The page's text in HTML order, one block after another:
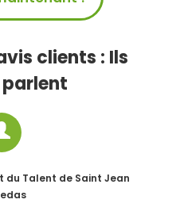
clients : Ils
du Talent de Saint Jean